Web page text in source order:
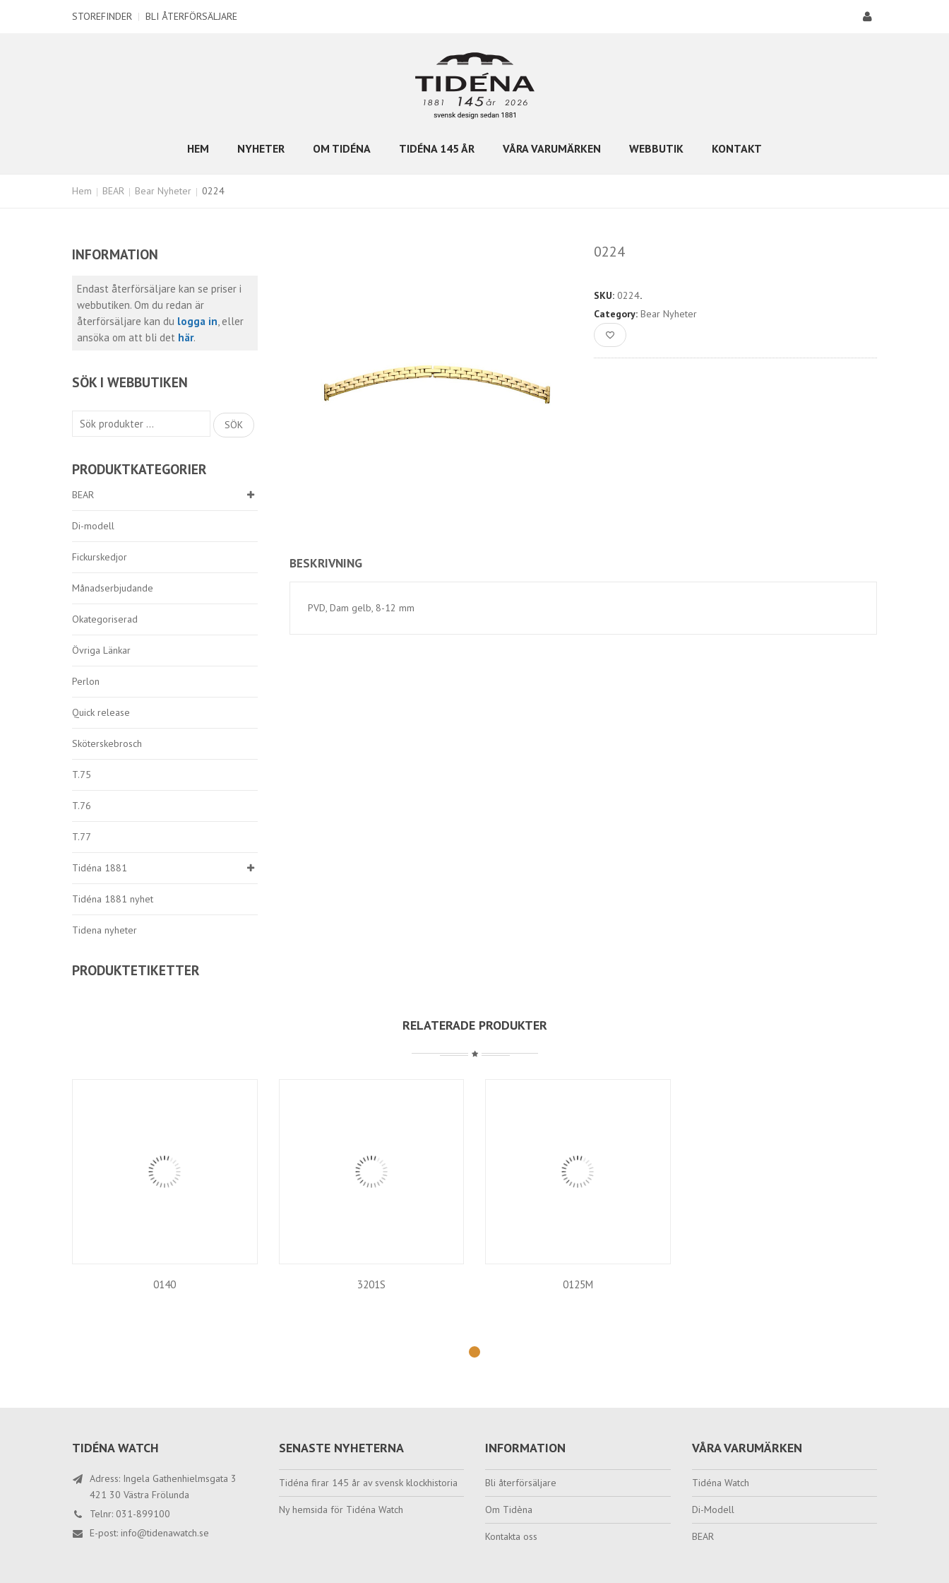
STOREFINDER | BLI ÅTERFÖRSÄLJARE
HEM NYHETER OM TIDÉNA TIDÉNA 145 ÅR VÅRA VARUMÄRKEN WEBBUTIK KONTAKT
Hem BEAR Bear Nyheter 0224
INFORMATION
Endast återförsäljare kan se priser i
webbutiken. Om du redan är
återförsäljare kan du logga in, eller
ansöka om att bli det här.
SÖK I WEBBUTIKEN
Sök
SÖK
PRODUKTKATEGORIER
BEAR
Di-modell
Fickurskedjor
Månadserbjudande
Okategoriserad
Övriga Länkar
Perlon
Quick release
Sköterskebrosch
T.75
T.76
T.77
Tidéna 1881
Tidéna 1881 nyhet
Tidena nyheter
PRODUKTETIKETTER
0224
SKU: 0224.
Category: Bear Nyheter
BESKRIVNING
PVD, Dam gelb, 8-12 mm
RELATERADE PRODUKTER
0140 3201S 0125M
TIDÉNA WATCH
Adress: Ingela Gathenhielmsgata 3
421 30 Västra Frölunda
Telnr: 031-899100
E-post: info@tidenawatch.se
SENASTE NYHETERNA
Tidéna firar 145 år av svensk klockhistoria
Ny hemsida för Tidéna Watch
INFORMATION
Bli återförsäljare
Om Tidèna
Kontakta oss
VÅRA VARUMÄRKEN
Tidéna Watch
Di-Modell
BEAR